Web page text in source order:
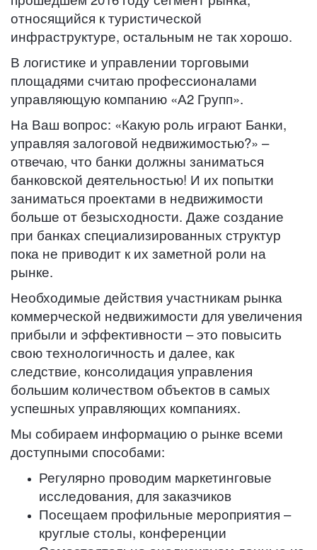
относящийся к туристической
инфраструктуре, остальным не так хорошо.
В логистике и управлении торговыми
площадями считаю профессионалами
управляющую компанию «А2 Групп».
На Ваш вопрос: «Какую роль играют Банки,
управляя залоговой недвижимостью?» –
отвечаю, что банки должны заниматься
банковской деятельностью! И их попытки
заниматься проектами в недвижимости
больше от безысходности. Даже создание
при банках специализированных структур
пока не приводит к их заметной роли на
рынке.
Необходимые действия участникам рынка
коммерческой недвижимости для увеличения
прибыли и эффективности – это повысить
свою технологичность и далее, как
следствие, консолидация управления
большим количеством объектов в самых
успешных управляющих компаниях.
Мы собираем информацию о рынке всеми
доступными способами:
Регулярно проводим маркетинговые
исследования, для заказчиков
Посещаем профильные мероприятия –
круглые столы, конференции